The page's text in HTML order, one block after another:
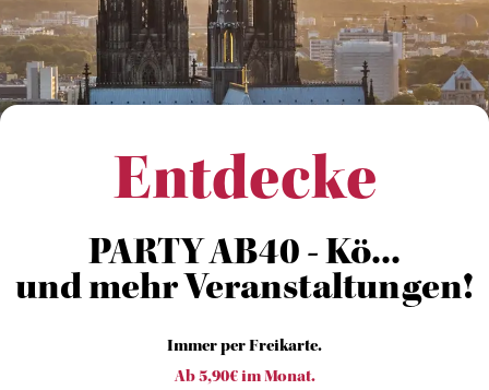
Entdecke
PARTY AB40 - Kö...
und mehr Veranstaltungen!
Immer per Freikarte.
Ab 5,90€ im Monat.